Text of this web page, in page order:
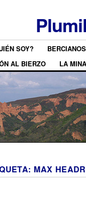
SOY?
AL BIERZO
LA MINA
MAX